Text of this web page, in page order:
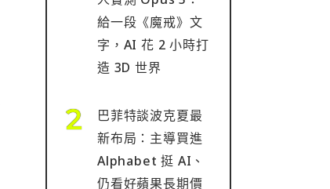
給一段《魔戒》文
字，AI 花 2 小時打
造 3D 世界
巴菲特談波克夏最
新布局：主導買進
Alphabet 挺 AI、
仍看好蘋果長期價